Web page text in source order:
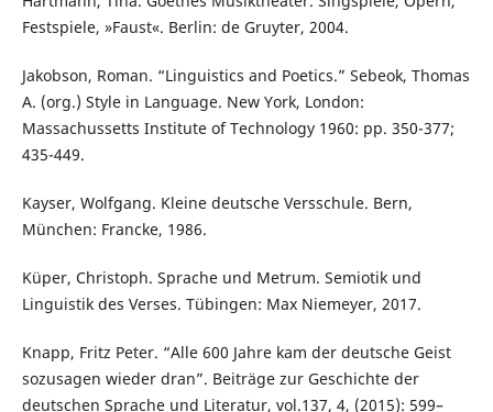
Festspiele, »Faust«. Berlin: de Gruyter, 2004.
Jakobson, Roman. “Linguistics and Poetics.” Sebeok, Thomas
A. (org.) Style in Language. New York, London:
Massachussetts Institute of Technology 1960: pp. 350-377;
435-449.
Kayser, Wolfgang. Kleine deutsche Versschule. Bern,
München: Francke, 1986.
Küper, Christoph. Sprache und Metrum. Semiotik und
Linguistik des Verses. Tübingen: Max Niemeyer, 2017.
Knapp, Fritz Peter. “Alle 600 Jahre kam der deutsche Geist
sozusagen wieder dran”. Beiträge zur Geschichte der
deutschen Sprache und Literatur, vol.137, 4, (2015): 599–